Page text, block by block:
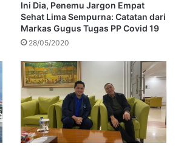
Ini Dia, Penemu Jargon Empat
Sehat Lima Sempurna: Catatan dari
Markas Gugus Tugas PP Covid 19
28/05/2020